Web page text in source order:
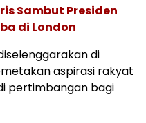
Sambut Presiden
di London
di
aspirasi rakyat
pertimbangan bagi